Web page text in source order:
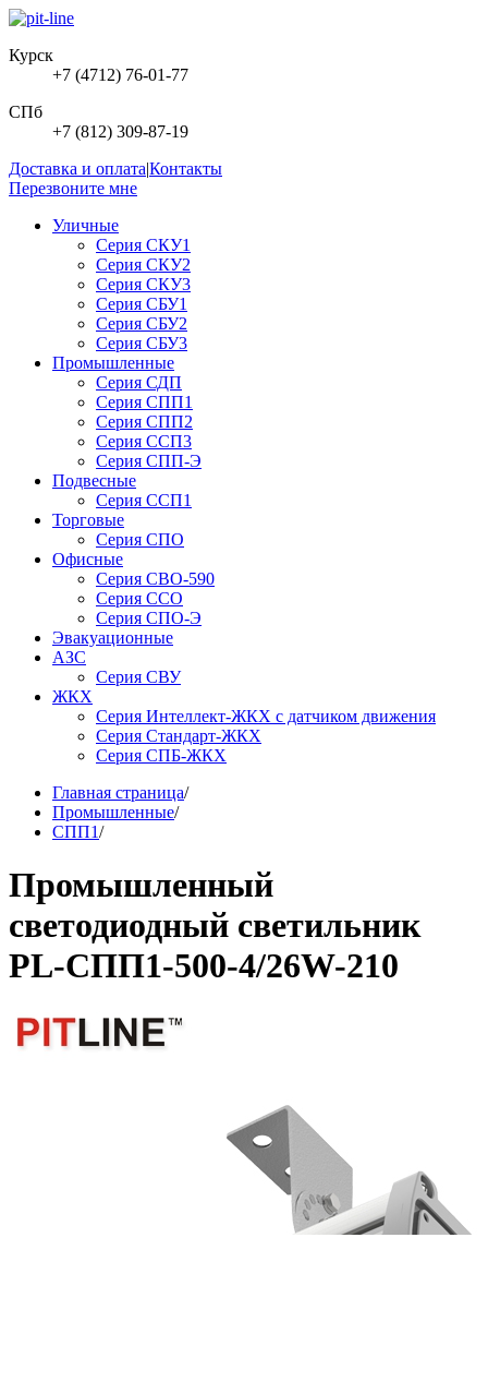
Курск
+7 (4712) 76-01-77
СПб
+7 (812) 309-87-19
Доставка и оплата|Контакты
Перезвоните мне
Уличные
Серия СКУ1
Серия СКУ2
Серия СКУ3
Серия СБУ1
Серия СБУ2
Серия СБУ3
Промышленные
Серия СДП
Серия СПП1
Серия СПП2
Серия ССП3
Серия СПП-Э
Подвесные
Серия ССП1
Торговые
Серия СПО
Офисные
Серия СВО-590
Серия ССО
Серия СПО-Э
Эвакуационные
АЗС
Серия СВУ
ЖКХ
Серия Интеллект-ЖКХ с датчиком движения
Серия Стандарт-ЖКХ
Серия СПБ-ЖКХ
Главная страница/
Промышленные/
СПП1/
Промышленный
светодиодный светильник
PL-СПП1-500-4/26W-210